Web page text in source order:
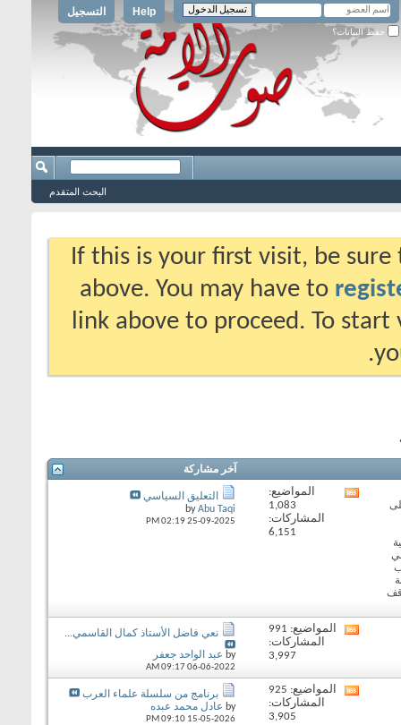
التسجيل Help
حفظ البيانات؟
البحث المتقدم
If this is your first visit, be
above. You may have to
link above to proceed. To
آخر مشاركة
forum's
المواضيع:
1,083
المشاركات:
6,151
التعليق السياسي
byAbu Taqi
25-09-2025
02:19 PM
View
feed
المواضيع: 991
المشاركات:
3,997
نعي فاضل الأستاذ كمال القاسمي...
by عبد الواحد جعفر
06-06-2022
09:17 AM
View
المواضيع: 925
المشاركات:
3,905
برنامج من سلسلة علماء العرب
by عادل محمد عبده
15-05-2026
09:10 PM